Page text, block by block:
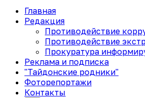
Главная
Редакция
Противодействие
Противодействие
Прокуратура
Реклама и подписка
"Тайдонские родники"
Фоторепортажи
Контакты